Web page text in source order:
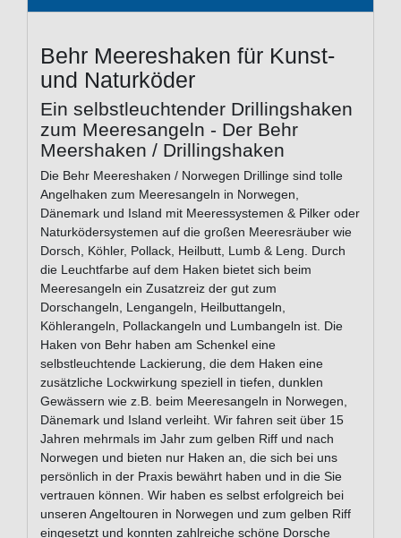
Behr Meereshaken für Kunst-
und Naturköder
Ein selbstleuchtender Drillingshaken
zum Meeresangeln - Der Behr
Meershaken / Drillingshaken
Die Behr Meereshaken / Norwegen Drillinge sind tolle
Angelhaken zum Meeresangeln in Norwegen,
Dänemark und Island mit Meeressystemen & Pilker oder
Naturködersystemen auf die großen Meeresräuber wie
Dorsch, Köhler, Pollack, Heilbutt, Lumb & Leng. Durch
die Leuchtfarbe auf dem Haken bietet sich beim
Meeresangeln ein Zusatzreiz der gut zum
Dorschangeln, Lengangeln, Heilbuttangeln,
Köhlerangeln, Pollackangeln und Lumbangeln ist. Die
Haken von Behr haben am Schenkel eine
selbstleuchtende Lackierung, die dem Haken eine
zusätzliche Lockwirkung speziell in tiefen, dunklen
Gewässern wie z.B. beim Meeresangeln in Norwegen,
Dänemark und Island verleiht. Wir fahren seit über 15
Jahren mehrmals im Jahr zum gelben Riff und nach
Norwegen und bieten nur Haken an, die sich bei uns
persönlich in der Praxis bewährt haben und in die Sie
vertrauen können. Wir haben es selbst erfolgreich bei
unseren Angeltouren in Norwegen und zum gelben Riff
eingesetzt und konnten zahlreiche schöne Dorsche